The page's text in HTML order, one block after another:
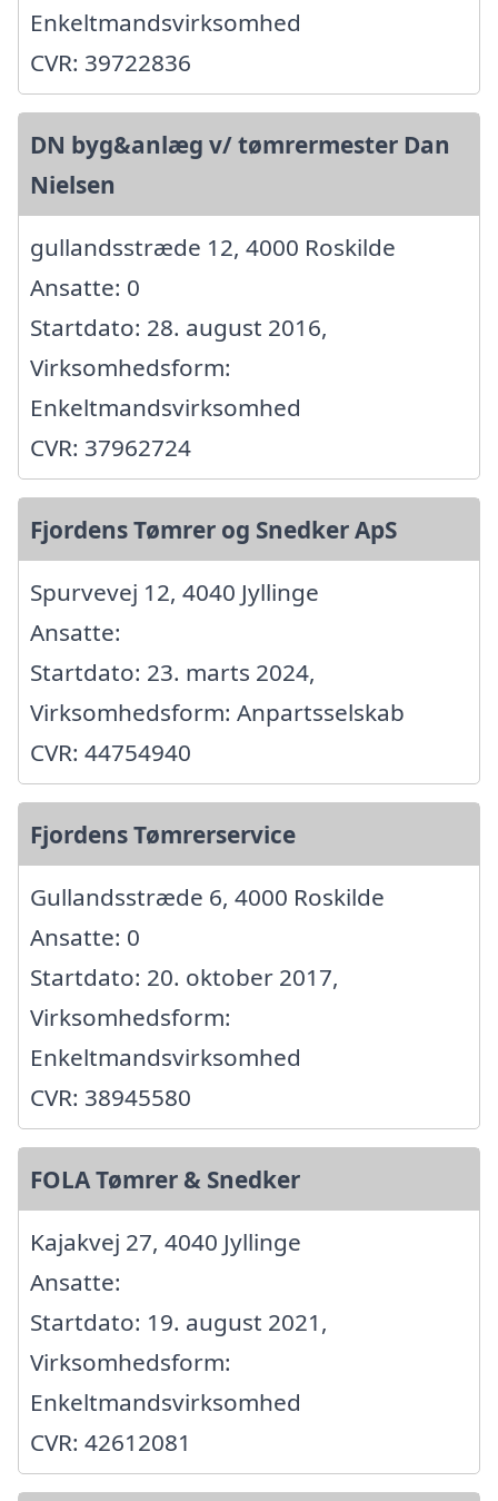
Enkeltmandsvirksomhed
CVR: 39722836
DN byg&anlæg v/ tømrermester Dan
Nielsen
gullandsstræde 12, 4000 Roskilde
Ansatte: 0
Startdato: 28. august 2016,
Virksomhedsform:
Enkeltmandsvirksomhed
CVR: 37962724
Fjordens Tømrer og Snedker ApS
Spurvevej 12, 4040 Jyllinge
Ansatte:
Startdato: 23. marts 2024,
Virksomhedsform: Anpartsselskab
CVR: 44754940
Fjordens Tømrerservice
Gullandsstræde 6, 4000 Roskilde
Ansatte: 0
Startdato: 20. oktober 2017,
Virksomhedsform:
Enkeltmandsvirksomhed
CVR: 38945580
FOLA Tømrer & Snedker
Kajakvej 27, 4040 Jyllinge
Ansatte:
Startdato: 19. august 2021,
Virksomhedsform:
Enkeltmandsvirksomhed
CVR: 42612081